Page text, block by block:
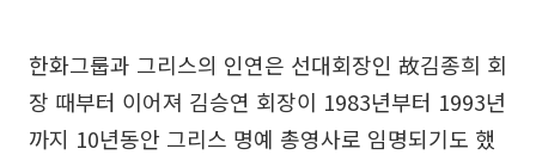
한화그룹과 그리스의 인연은 선대회장인 故김종희 회
장 때부터 이어져 김승연 회장이 1983년부터 1993년
까지 10년동안 그리스 명예 총영사로 임명되기도 했